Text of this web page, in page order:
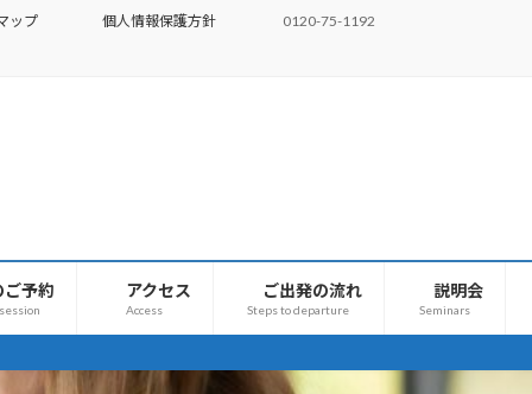
ップ 個人情報保護方針 0120-75-1192
予約 アクセス
Access
ご出発の流れ
Steps to departure
説明会
Seminars